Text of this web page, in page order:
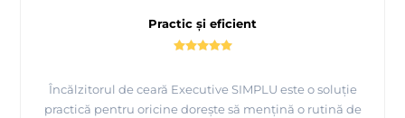
Practic și eficient
Încălzitorul de ceară Executive SIMPLU este o soluție
practică pentru oricine dorește să mențină o rutină de